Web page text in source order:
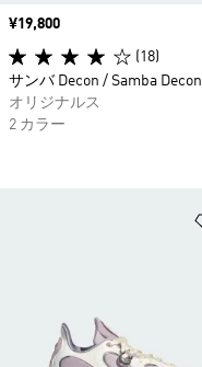
価格
¥19,800
(18)
サンバ Decon / Samba Decon
オリジナルス
2 カラー